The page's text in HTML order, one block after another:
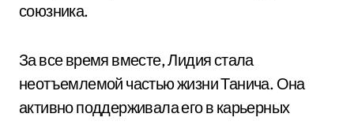
союзника.
За все время вместе, Лидия стала
неотъемлемой частью жизни Танича. Она
активно поддерживала его в карьерных